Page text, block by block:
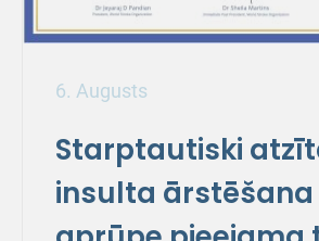
6. Augusts
Starptautiski
insulta ārstēšana